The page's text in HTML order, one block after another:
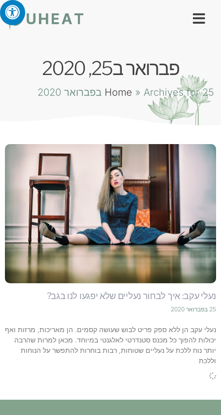
פברואר ב25, 2020
Home » Archives for 25 בפברואר 2020
נעלי עקב: איך לבחור נעליים שלא יפגעו לנו בגב?
25 בפברואר 2020
נעלי עקב הן ללא ספק פריט לבוש שעושה קסמים. הן מאריכות, מרזות ואף
יכולות להפוך כל מכנס סטנדרטי לאלגנטי במיוחד. מכאן למרות שהרבה
יותר נוח ללכת על נעליים שטוחות, רבות בוחרות להתפשר על הנוחות
וללכת